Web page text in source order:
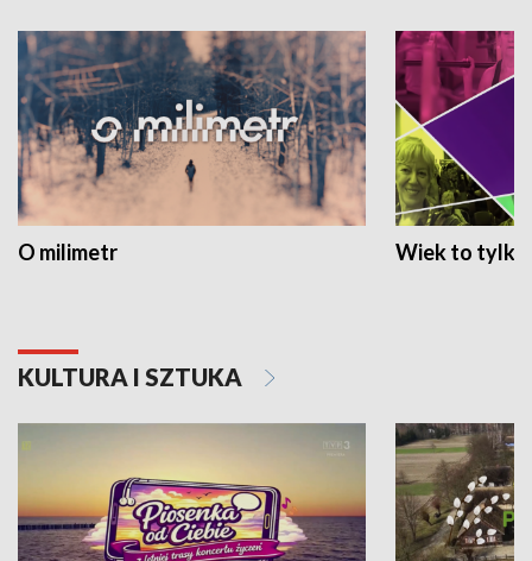
O milimetr Wiek to tylko
KULTURA I SZTUKA